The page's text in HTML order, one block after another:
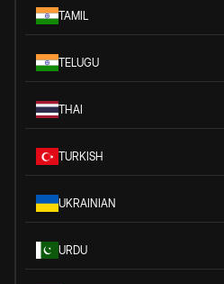
TAMIL
TELUGU
THAI
TURKISH
UKRAINIAN
URDU